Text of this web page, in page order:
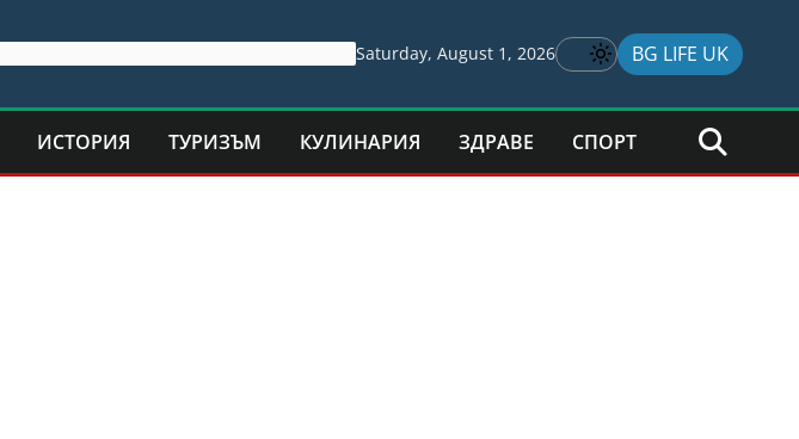
Saturday, August 1, 2026 BG LIFE UK
ИСТОРИЯ ТУРИЗЪМ КУЛИНАРИЯ ЗДРАВЕ СПОРТ